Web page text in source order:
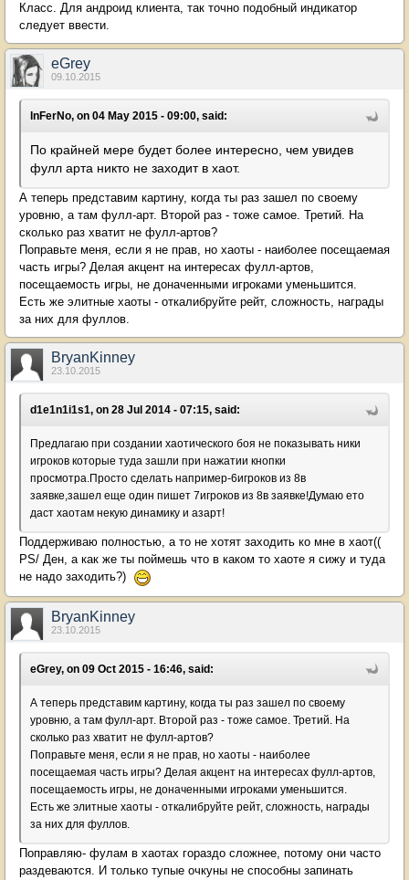
Класс. Для андроид клиента, так точно подобный индикатор
следует ввести.
eGrey
09.10.2015
lnFerNo, on 04 May 2015 - 09:00, said:
По крайней мере будет более интересно, чем увидев
фулл арта никто не заходит в хаот.
А теперь представим картину, когда ты раз зашел по своему
уровню, а там фулл-арт. Второй раз - тоже самое. Третий. На
сколько раз хватит не фулл-артов?
Поправьте меня, если я не прав, но хаоты - наиболее посещаемая
часть игры? Делая акцент на интересах фулл-артов,
посещаемость игры, не доначенными игроками уменьшится.
Есть же элитные хаоты - откалибруйте рейт, сложность, награды
за них для фуллов.
BryanKinney
23.10.2015
d1e1n1i1s1, on 28 Jul 2014 - 07:15, said:
Предлагаю при создании хаотического боя не показывать ники
игроков которые туда зашли при нажатии кнопки
просмотра.Просто сделать например-6игроков из 8в
заявке,зашел еще один пишет 7игроков из 8в заявке!Думаю ето
даст хаотам некую динамику и азарт!
Поддерживаю полностью, а то не хотят заходить ко мне в хаот((
PS/ Ден, а как же ты поймешь что в каком то хаоте я сижу и туда
не надо заходить?)
BryanKinney
23.10.2015
eGrey, on 09 Oct 2015 - 16:46, said:
А теперь представим картину, когда ты раз зашел по своему
уровню, а там фулл-арт. Второй раз - тоже самое. Третий. На
сколько раз хватит не фулл-артов?
Поправьте меня, если я не прав, но хаоты - наиболее
посещаемая часть игры? Делая акцент на интересах фулл-артов,
посещаемость игры, не доначенными игроками уменьшится.
Есть же элитные хаоты - откалибруйте рейт, сложность, награды
за них для фуллов.
Поправляю- фулам в хаотах гораздо сложнее, потому они часто
раздеваются. И только тупые очкуны не способны запинать